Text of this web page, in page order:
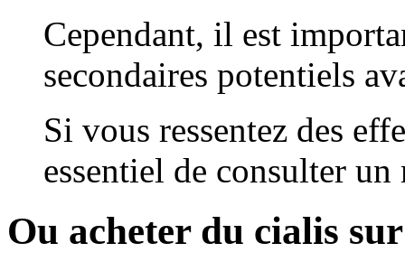
Cependant, il est
secondaires potentiels
Si vous ressentez des
essentiel de consulter un
Ou acheter du cialis